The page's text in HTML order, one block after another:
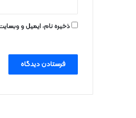
ذخیره نام، ایمیل و